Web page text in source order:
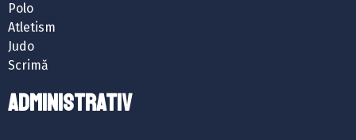
Polo
Atletism
Judo
Scrimă
ADMINISTRATIV